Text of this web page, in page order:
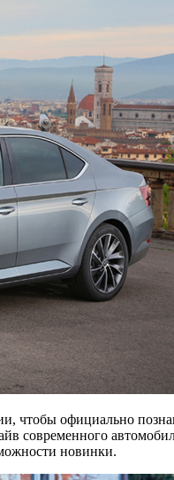
чтобы официально
современного
новинки.